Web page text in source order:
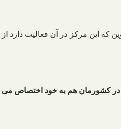
این مرکز در آن فعالیت دارد از
کشورمان هم به خود اختصاص می‌